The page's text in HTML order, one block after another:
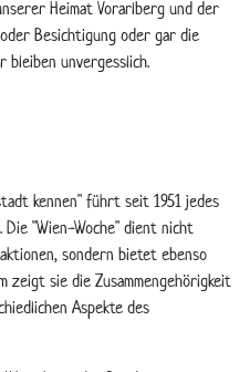
Heimat Vorarlberg und der
Besichtigung oder gar die
bleiben unvergesslich.
kennen" führt seit 1951 jedes
Die "Wien-Woche" dient nicht
sondern bietet ebenso
zeigt sie die Zusammengehörigkeit
Aspekte des